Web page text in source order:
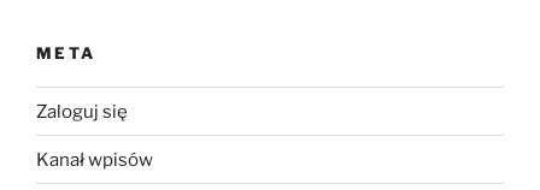
META
Zaloguj się
Kanał wpisów